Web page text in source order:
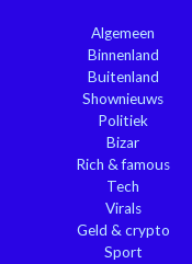
Algemeen
Binnenland
Buitenland
Shownieuws
Politiek
Bizar
Rich & famous
Tech
Virals
Geld & crypto
Sport